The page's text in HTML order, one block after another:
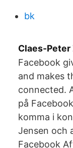
bk
Claes-Peter
Facebook
and makes
connected.
på
komma i
Jensen och
Facebook